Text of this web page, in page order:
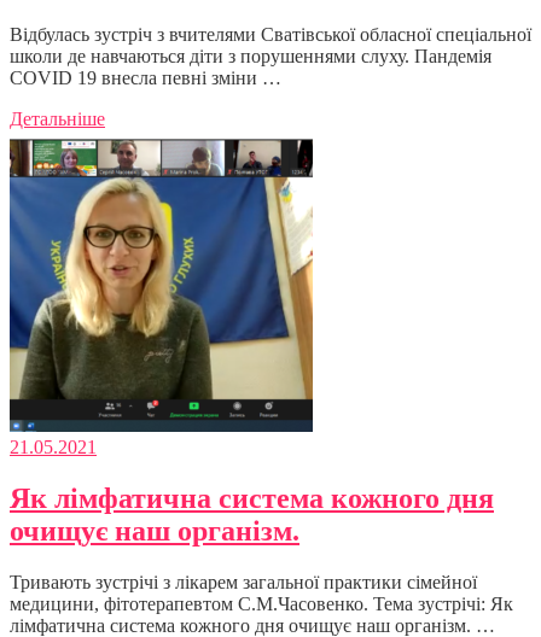
Відбулась зустріч з вчителями Сватівської обласної спеціальної
школи де навчаються діти з порушеннями слуху. Пандемія
COVID 19 внесла певні зміни …
Детальніше
21.05.2021
Як лімфатична система кожного дня
очищує наш організм.
Тривають зустрічі з лікарем загальної практики сімейної
медицини, фітотерапевтом С.М.Часовенко. Тема зустрічі: Як
лімфатична система кожного дня очищує наш організм. …